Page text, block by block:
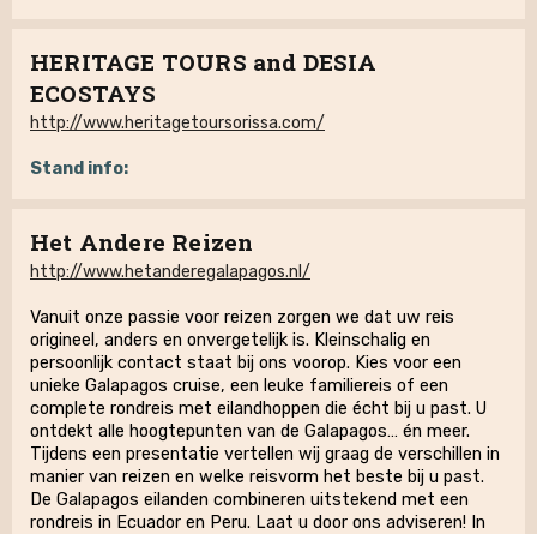
HERITAGE TOURS and DESIA
ECOSTAYS
http://www.heritagetoursorissa.com/
Stand info:
Het Andere Reizen
http://www.hetanderegalapagos.nl/
Vanuit onze passie voor reizen zorgen we dat uw reis
origineel, anders en onvergetelijk is. Kleinschalig en
persoonlijk contact staat bij ons voorop. Kies voor een
unieke Galapagos cruise, een leuke familiereis of een
complete rondreis met eilandhoppen die écht bij u past. U
ontdekt alle hoogtepunten van de Galapagos… én meer.
Tijdens een presentatie vertellen wij graag de verschillen in
manier van reizen en welke reisvorm het beste bij u past.
De Galapagos eilanden combineren uitstekend met een
rondreis in Ecuador en Peru. Laat u door ons adviseren! In